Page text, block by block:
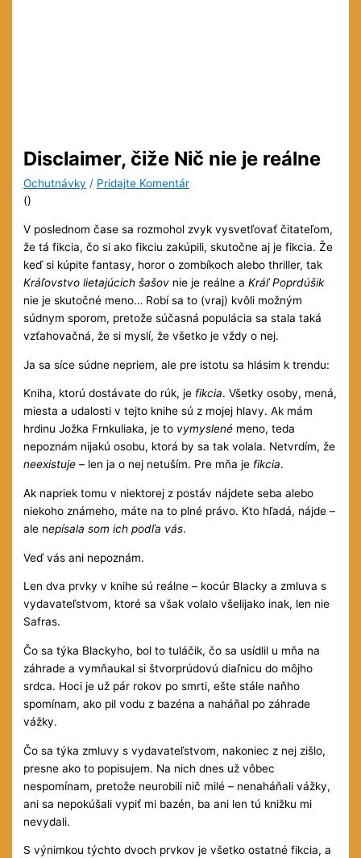
Disclaimer, čiže Nič nie je reálne
Ochutnávky / Pridajte Komentár
()
V poslednom čase sa rozmohol zvyk vysvetľovať čitateľom,
že tá fikcia, čo si ako fikciu zakúpili, skutočne aj je fikcia. Že
keď si kúpite fantasy, horor o zombíkoch alebo thriller, tak
Kráľovstvo lietajúcich šašov nie je reálne aKráľ Poprdúšik
nie je skutočné meno… Robí sa to (vraj) kvôli možným
súdnym sporom, pretože súčasná populácia sa stala taká
vzťahovačná, že si myslí, že všetko je vždy o nej.
Ja sa síce súdne nepriem, ale pre istotu sa hlásim k trendu:
Kniha, ktorú dostávate do rúk, je fikcia. Všetky osoby, mená,
miesta a udalosti v tejto knihe sú z mojej hlavy. Ak mám
hrdinu Jožka Frnkuliaka, je to vymyslené meno, teda
nepoznám nijakú osobu, ktorá by sa tak volala. Netvrdím, že
neexistuje – len ja o nej netuším. Pre mňa je fikcia.
Ak napriek tomu v niektorej z postáv nájdete seba alebo
niekoho známeho, máte na to plné právo. Kto hľadá, nájde –
ale nepísala som ich podľa vás.
Veď vás ani nepoznám.
Len dva prvky v knihe sú reálne – kocúr Blacky a zmluva s
vydavateľstvom, ktoré sa však volalo všelijako inak, len nie
Safras.
Čo sa týka Blackyho, bol to tuláčik, čo sa usídlil u mňa na
záhrade a vymňaukal si štvorprúdovú diaľnicu do môjho
srdca. Hoci je už pár rokov po smrti, ešte stále naňho
spomínam, ako pil vodu z bazéna a naháňal po záhrade
vážky.
Čo sa týka zmluvy s vydavateľstvom, nakoniec z nej zišlo,
presne ako to popisujem. Na nich dnes už vôbec
nespomínam, pretože neurobili nič milé – nenaháňali vážky,
ani sa nepokúšali vypiť mi bazén, ba ani len tú knižku mi
nevydali.
S výnimkou týchto dvoch prvkov je všetko ostatné fikcia, a